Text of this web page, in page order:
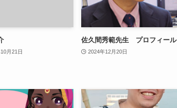
月21日
佐久間秀範先生 プロフィール
2024年12月20日